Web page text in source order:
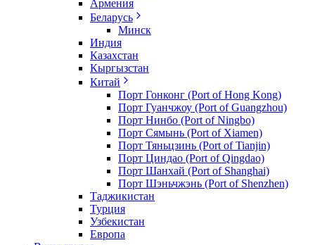
Армения
Беларусь
Минск
Индия
Казахстан
Кыргызстан
Китай
Порт Гонконг (Port of Hong Kong)
Порт Гуанчжоу (Port of Guangzhou)
Порт Нинбо (Port of Ningbo)
Порт Сямынь (Port of Xiamen)
Порт Тяньцзинь (Port of Tianjin)
Порт Циндао (Port of Qingdao)
Порт Шанхай (Port of Shanghai)
Порт Шэньчжэнь (Port of Shenzhen)
Таджикистан
Турция
Узбекистан
Европа